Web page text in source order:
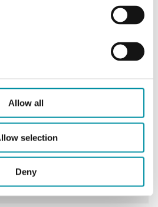
Allow all
selection
Deny
esterna da ambiente
50/60Hz / ), 0.8 VA